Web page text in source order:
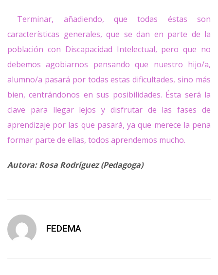
Terminar, añadiendo, que todas éstas son
características generales, que se dan en parte de la
población con Discapacidad Intelectual, pero que no
debemos agobiarnos pensando que nuestro hijo/a,
alumno/a pasará por todas estas dificultades, sino más
bien, centrándonos en sus posibilidades. Ésta será la
clave para llegar lejos y disfrutar de las fases de
aprendizaje por las que pasará, ya que merece la pena
formar parte de ellas, todos aprendemos mucho.
Autora: Rosa Rodríguez (Pedagoga)
FEDEMA